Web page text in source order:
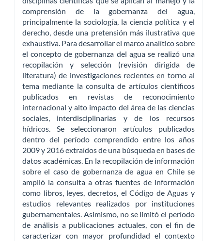
comprensión de la gobernanza del agua,
principalmente la sociología, la ciencia política y el
derecho, desde una pretensión más ilustrativa que
exhaustiva. Para desarrollar el marco analítico sobre
el concepto de gobernanza del agua se realizó una
recopilación y selección (revisión dirigida de
literatura) de investigaciones recientes en torno al
tema mediante la consulta de artículos científicos
publicados en revistas de reconocimiento
internacional y alto impacto del área de las ciencias
sociales, interdisciplinarias y de los recursos
hídricos. Se seleccionaron artículos publicados
dentro del período comprendido entre los años
2009 y 2016 extraídos de una búsqueda en bases de
datos académicas. En la recopilación de información
sobre el caso de gobernanza de agua en Chile se
amplió la consulta a otras fuentes de información
como libros, leyes, decretos, el Código de Aguas y
estudios relevantes realizados por instituciones
gubernamentales. Asimismo, no se limitó el período
de análisis a publicaciones actuales, con el fin de
caracterizar con mayor profundidad el contexto